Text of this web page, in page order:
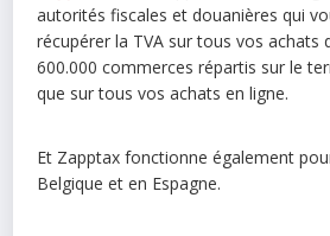
autorités fiscales et douanières qui
récupérer la TVA sur tous vos achats
600.000 commerces répartis sur le
que sur tous vos achats en ligne.
Et Zapptax fonctionne également
Belgique et en Espagne.